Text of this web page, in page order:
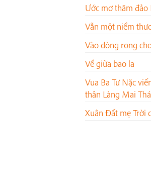
Ước mơ thăm đảo
Vẫn một niềm
Vào dòng rong
Về giữa bao la
Vua Ba Tư Nặc
thân Làng Mai
Xuân Đất mẹ Trời